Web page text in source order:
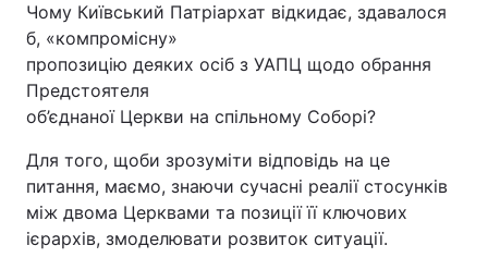
Чому Київський Патріархат відкидає, здавалося
б, «компромісну»
пропозицію деяких осіб з УАПЦ щодо обрання
Предстоятеля
об’єднаної Церкви на спільному Соборі?
Для того, щоби зрозуміти відповідь на це
питання, маємо, знаючи сучасні реалії стосунків
між двома Церквами та позиції її ключових
ієрархів, змоделювати розвиток ситуації.